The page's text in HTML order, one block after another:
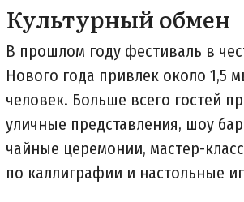
Культурный обмен
В прошлом году фестиваль в
Нового года привлек около 1,5
человек. Больше всего гостей
уличные представления, шоу
чайные церемонии, мастер-
по каллиграфии и настольные